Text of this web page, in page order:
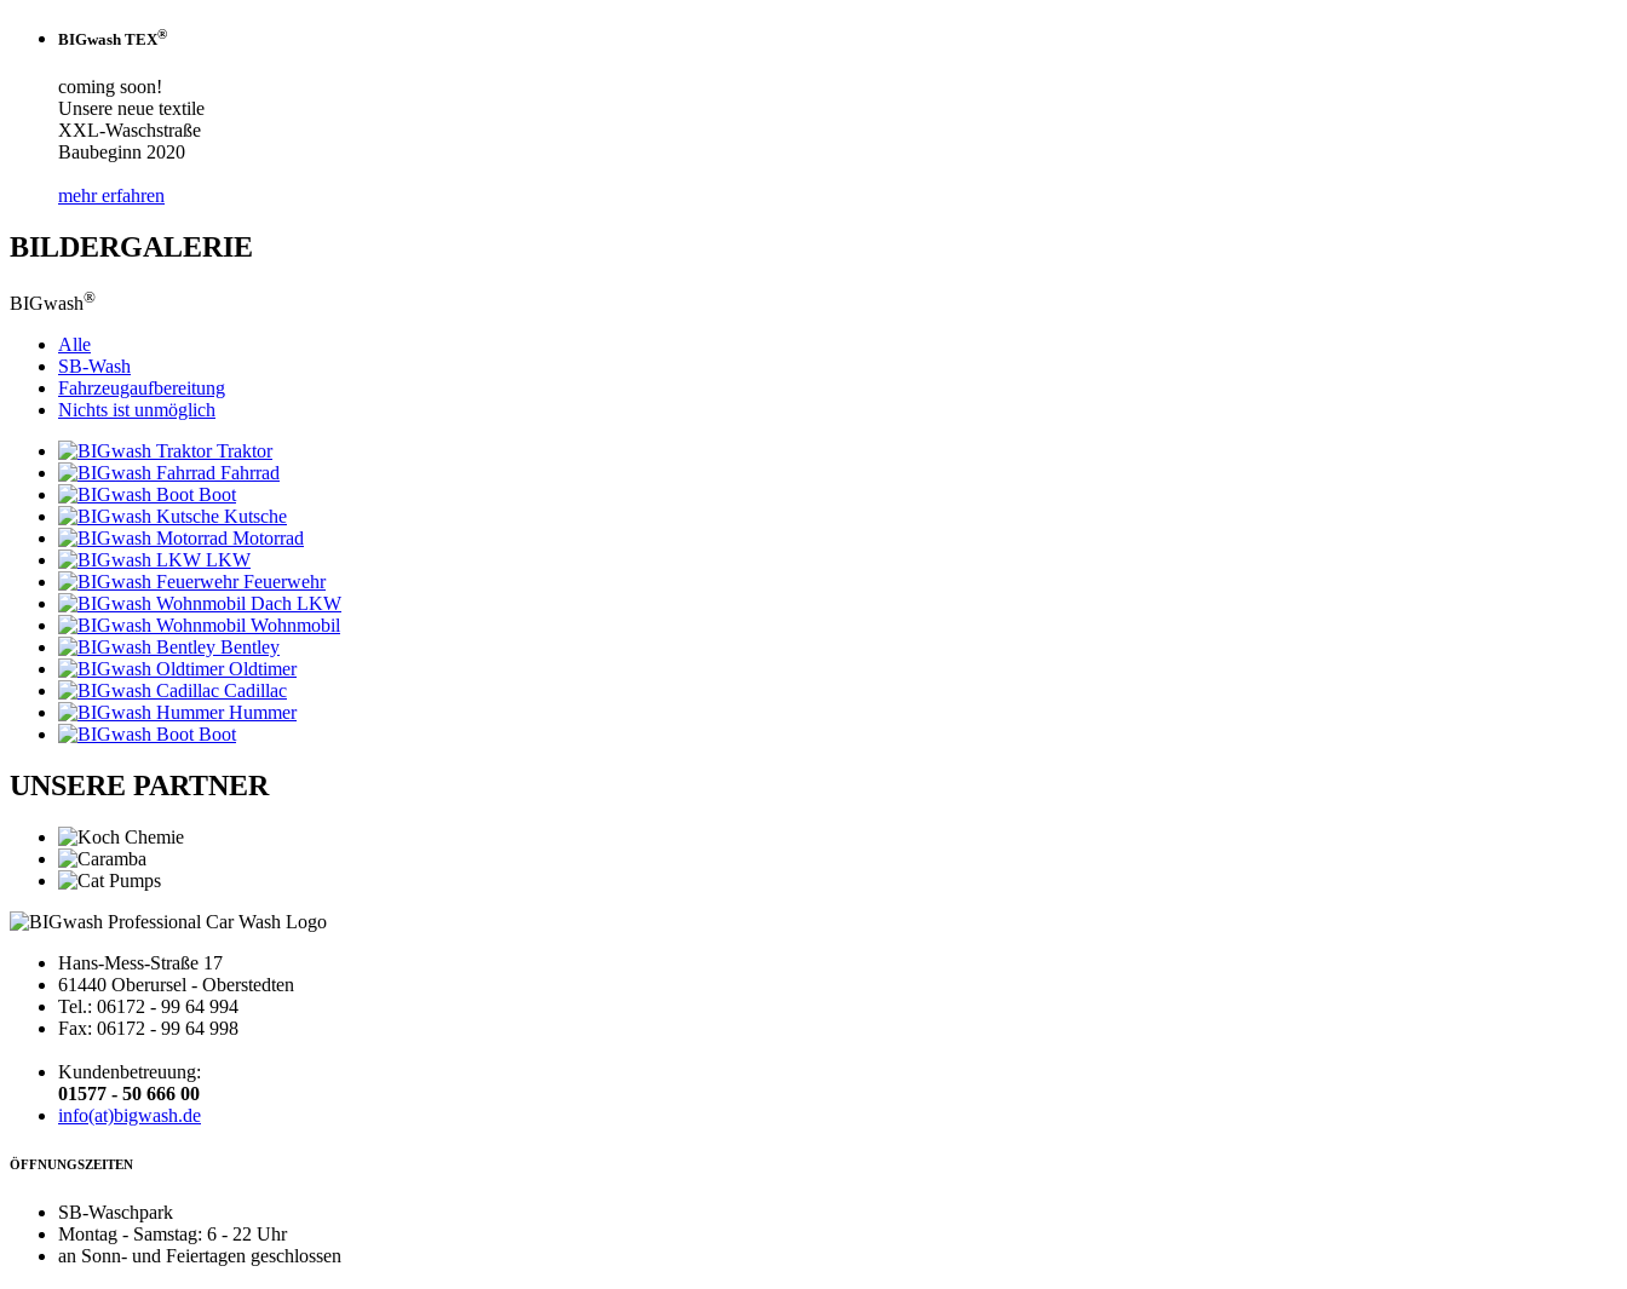
BIGwash TEX®
coming soon!
Unsere neue textile
XXL-Waschstraße
Baubeginn 2020
mehr erfahren
BILDERGALERIE
BIGwash®
Alle
SB-Wash
Fahrzeugaufbereitung
Nichts ist unmöglich
Traktor
Fahrrad
Boot
Kutsche
Motorrad
LKW
Feuerwehr
LKW
Wohnmobil
Bentley
Oldtimer
Cadillac
Hummer
Boot
UNSERE PARTNER
Hans-Mess-Straße 17
61440 Oberursel - Oberstedten
Tel.: 06172 - 99 64 994
Fax: 06172 - 99 64 998
Kundenbetreuung:
01577 - 50 666 00
info(at)bigwash.de
ÖFFNUNGSZEITEN
SB-Waschpark
Montag - Samstag: 6 - 22 Uhr
an Sonn- und Feiertagen geschlossen